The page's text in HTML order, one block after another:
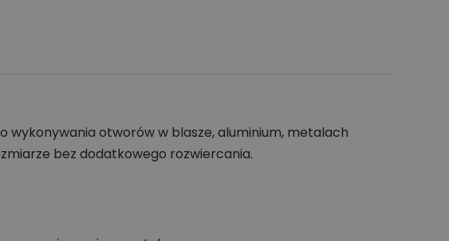
otworów w blasze, aluminium, metalach
bez dodatkowego rozwiercania.